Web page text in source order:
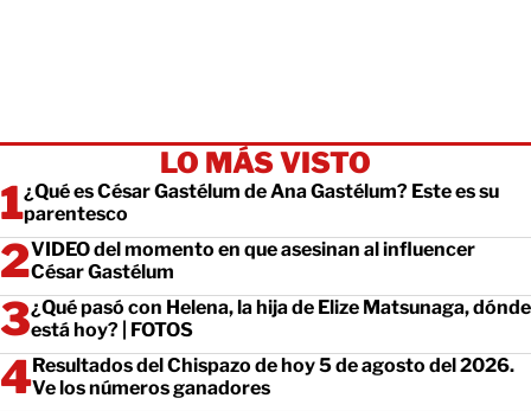
LO MÁS VISTO
¿Qué es César Gastélum de Ana Gastélum? Este es su
parentesco
VIDEO del momento en que asesinan al influencer
César Gastélum
¿Qué pasó con Helena, la hija de Elize Matsunaga, dónde
está hoy? | FOTOS
Resultados del Chispazo de hoy 5 de agosto del 2026.
Ve los números ganadores